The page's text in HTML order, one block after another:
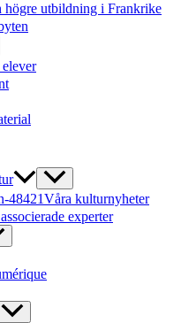
högre utbildning i Frankrike
Våra kulturnyheter
experter